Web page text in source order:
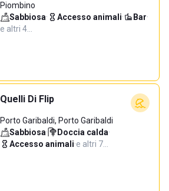
Piombino
Sabbiosa· Accesso animali· Bar·
e altri 4…
Quelli Di Flip
Porto Garibaldi, Porto Garibaldi
Sabbiosa· Doccia calda·
Accesso animali·e altri 7…